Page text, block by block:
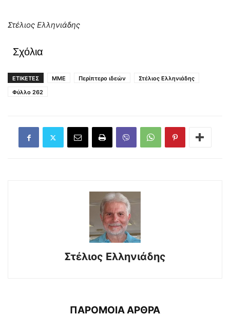
Στέλιος Ελληνιάδης
Σχόλια
ΕΤΙΚΕΤΕΣ ΜΜΕ Περίπτερο ιδεών
Στέλιος Ελληνιάδης
Φύλλο 262
Στέλιος Ελληνιάδης
ΠΑΡΟΜΟΙΑ ΑΡΘΡΑ